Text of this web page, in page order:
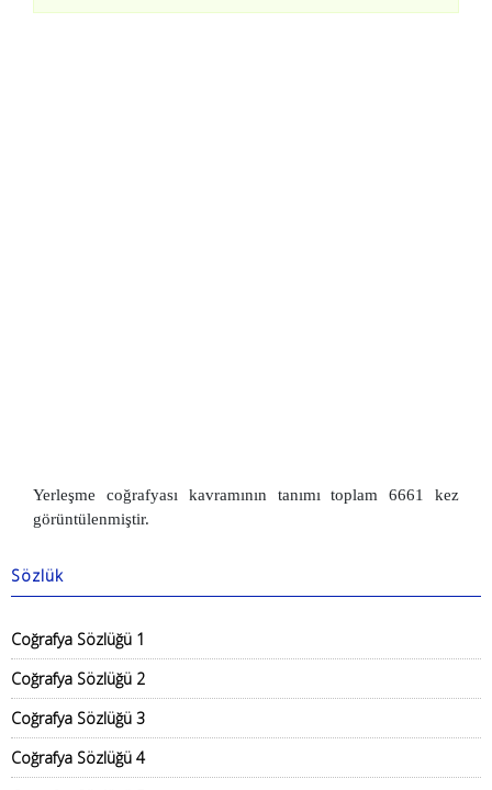
Yerleşme coğrafyası kavramının tanımı toplam 6661 kez
görüntülenmiştir.
Sözlük
Coğrafya Sözlüğü 1
Coğrafya Sözlüğü 2
Coğrafya Sözlüğü 3
Coğrafya Sözlüğü 4